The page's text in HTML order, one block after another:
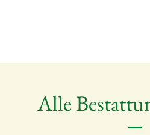
Alle